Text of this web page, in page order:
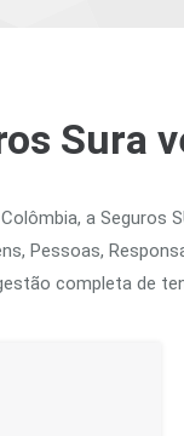
Sura
a
Pessoas,
completa de